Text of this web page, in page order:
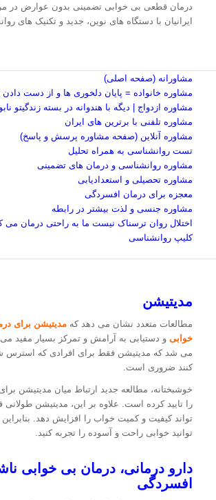
درمان قطعی بی خوابی تضمینی بدون عوارض در
ایرانیان با دستگاه های نوین، جدید و تکنیک های
مشاورانه (صفحه اصلی)
مشاوره خانواده = پایان دلخوری ها و از دست دادن
مشاوره ازدواج | دیگه با هندوانه در بسته زندگیتو
مشاوره تلفنی با برترین های ایران
مشاوره آنلاین (صفحه مشاوره پرسش و پاسخ)
تست روانشناسی به همراه تحلیل
مشاوره روانشناسی و درمان های تضمینی
مشاوره تحصیلی و استعدادیابی
معجزه برای درمان افسردگی
مشاوره جنسی و لذت بیشتر در رابطه
اختلال روان ترسناک نیست ما به راحتی درمان می
کلیپ روانشناسی
مدیتیشن
مطالعات متعدد نشان می دهد که مدیتیشن برای
خوابی و دستیابی به آرامش و تمرکز بسیار مفید می
می شد که مدیتیشن فقط برای افرادی که استرس
کنند ضروری است.
خوشبختانه، مطالعه جدید ارتباط میان مدیتیشن برای
را تایید کرده است. علاوه بر این، مدیتیشن
تواند کیفیت و کمیت خواب را افزایش دهد.
توانید خوابی راحت و آسوده را تجربه کنید.
دارو درمانی، درمان بی خوابی
افسردگی